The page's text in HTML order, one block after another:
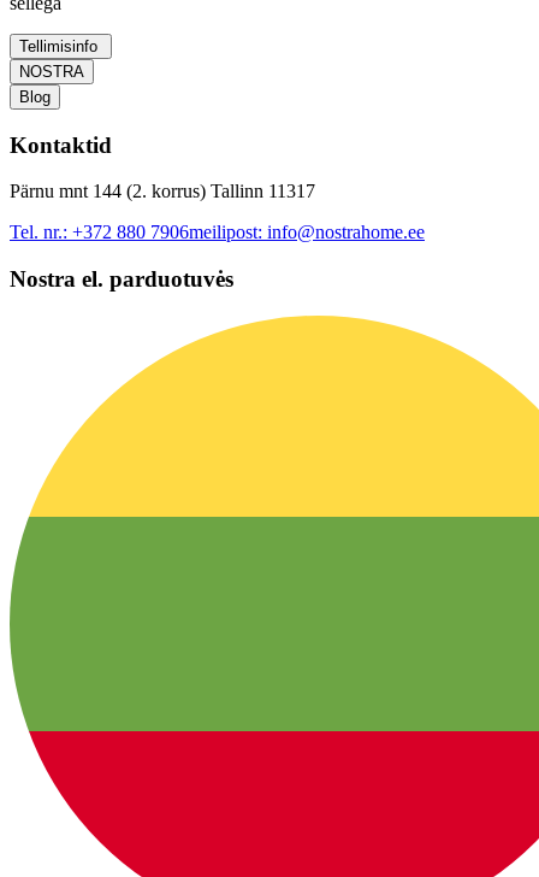
Tellimisinfo
NOSTRA
Blog
Kontaktid
Pärnu mnt 144 (2. korrus) Tallinn 11317
Tel. nr.: +372 880 7906meilipost: info@nostrahome.ee
Nostra el. parduotuvės